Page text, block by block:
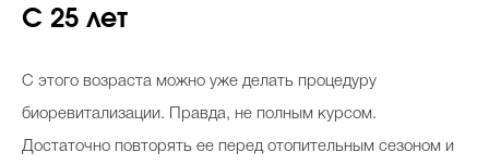
С 25 лет
С этого возраста можно уже делать процедуру
биоревитализации. Правда, не полным курсом.
Достаточно повторять ее перед отопительным сезоном и